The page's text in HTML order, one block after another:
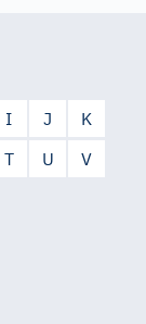
I J
K
T U
V